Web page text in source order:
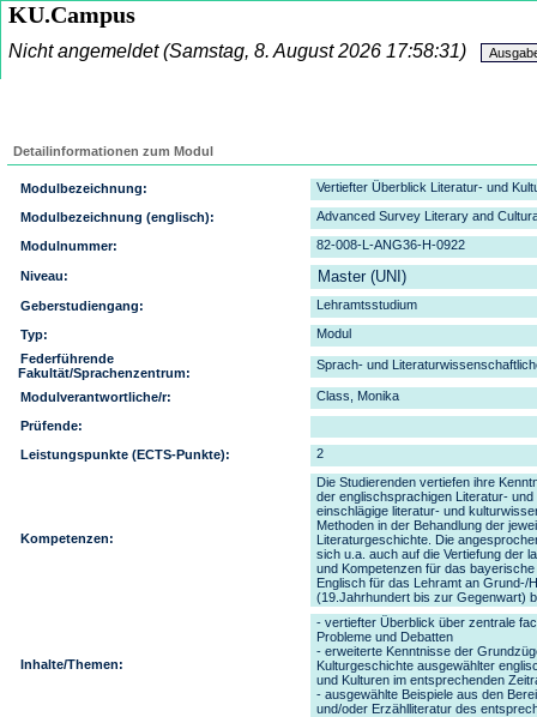
KU.Campus
Nicht angemeldet(Samstag, 8. August 2026 17:58:31)
Detailinformationen zum Modul
Modulbezeichnung: Vertiefter Überblick Literatur- und
Modulbezeichnung (englisch): Advanced Survey Literary and
Modulnummer: 82-008-L-ANG36-H-0922
Niveau: Master (UNI)
Geberstudiengang: Lehramtsstudium
Typ:
Modul
Federführende
Fakultät/Sprachenzentrum:
Sprach- und
Modulverantwortliche/r: Class, Monika
Prüfende:
Leistungspunkte (ECTS-Punkte):
2
Kompetenzen:
Die Studierenden vertiefen ihre
der englischsprachigen Literatur-
einschlägige literatur- und
Methoden in der Behandlung der
Literaturgeschichte. Die
sich u.a. auch auf die Vertiefung der
und Kompetenzen für das
Englisch für das Lehramt an Grund-/
(19.Jahrhundert bis zur Gegenwart)
Inhalte/Themen:
- vertiefter Überblick über zentrale
Probleme und Debatten
- erweiterte Kenntnisse der
Kulturgeschichte ausgewählter
und Kulturen im entsprechenden
- ausgewählte Beispiele aus den
und/oder Erzählliteratur des